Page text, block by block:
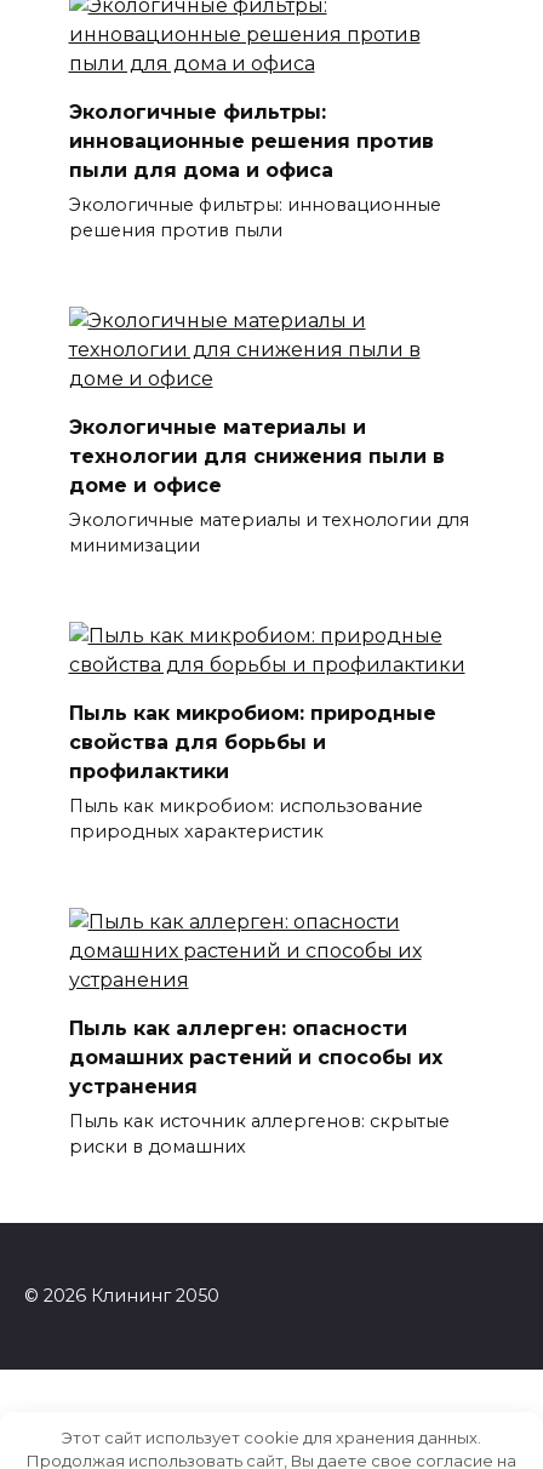
Экологичные фильтры:
инновационные решения против
пыли для дома и офиса
Экологичные фильтры: инновационные
решения против пыли
Экологичные материалы и
технологии для снижения пыли в
доме и офисе
Экологичные материалы и технологии для
минимизации
Пыль как микробиом: природные
свойства для борьбы и
профилактики
Пыль как микробиом: использование
природных характеристик
Пыль как аллерген: опасности
домашних растений и способы их
устранения
Пыль как источник аллергенов: скрытые
риски в домашних
© 2026 Клининг 2050
Этот сайт использует cookie для хранения данных.
Продолжая использовать сайт, Вы даете свое согласие на